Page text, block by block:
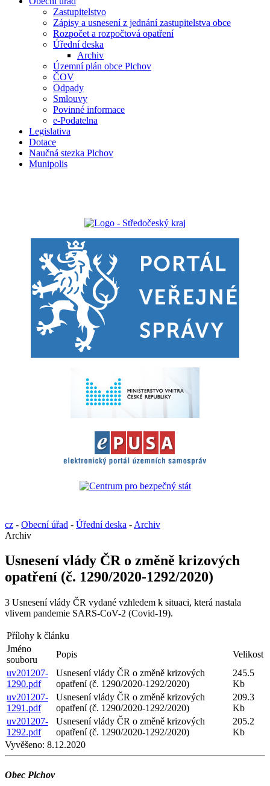
Zastupitelstvo
Zápisy a usnesení z jednání zastupitelstva obce
Rozpočet a rozpočtová opatření
Úřední deska
Archiv
Územní plán obce Plchov
ČOV
Odpady
Smlouvy
Povinné informace
e-Podatelna
Legislativa
Dotace
Naučná stezka Plchov
Munipolis
cz - Obecní úřad - Úřední deska - Archiv
Archiv
Usnesení vlády ČR o změně krizových
opatření (č. 1290/2020-1292/2020)
3 Usnesení vlády ČR vydané vzhledem k situaci, která nastala
vlivem pandemie SARS-CoV-2 (Covid-19).
Přílohy k článku
Jméno
souboru
Popis
Velikost
uv201207-
1290.pdf
Usnesení vlády ČR o změně krizových
opatření (č. 1290/2020-1292/2020)
245.5
Kb
uv201207-
1291.pdf
Usnesení vlády ČR o změně krizových
opatření (č. 1290/2020-1292/2020)
209.3
Kb
uv201207-
1292.pdf
Usnesení vlády ČR o změně krizových
opatření (č. 1290/2020-1292/2020)
205.2
Kb
Vyvěšeno: 8.12.2020
Obec Plchov